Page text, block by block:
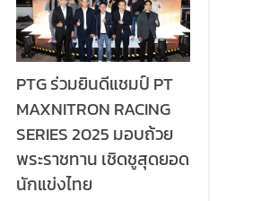
PTG ร่วมยินดีแชมป์ PT
MAXNITRON RACING
SERIES 2025 มอบถ้วย
พระราชทาน เชิดชูสุดยอด
นักแข่งไทย